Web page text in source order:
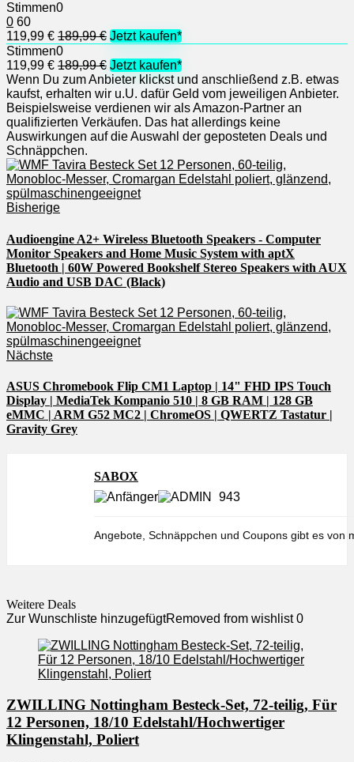
Stimmen0
0 60
119,99 € 189,99 € Jetzt kaufen*
Stimmen0
119,99 € 189,99 € Jetzt kaufen*
Wenn Du zum Anbieter klickst und anschließend z.B. etwas
kaufst, erhalten wir u.U. dafür Geld vom jeweiligen Anbieter.
Beispielsweise verdienen wir als Amazon-Partner an
qualifizierten Verkäufen. Das hat allerdings keine
Auswirkungen auf die Auswahl der geposteten Deals und
Schnäppchen.
Bisherige
Audioengine A2+ Wireless Bluetooth Speakers - Computer
Monitor Speakers and Home Music System with aptX
Bluetooth | 60W Powered Bookshelf Stereo Speakers with AUX
Audio and USB DAC (Black)
Nächste
ASUS Chromebook Flip CM1 Laptop | 14" FHD IPS Touch
Display | MediaTek Kompanio 510 | 8 GB RAM | 128 GB
eMMC | ARM G52 MC2 | ChromeOS | QWERTZ Tastatur |
Gravity Grey
SABOX
943
Angebote, Schnäppchen und Coupons gibt es von
Weitere Deals
Zur Wunschliste hinzugefügtRemoved from wishlist 0
ZWILLING Nottingham Besteck-Set, 72-teilig, Für
12 Personen, 18/10 Edelstahl/Hochwertiger
Klingenstahl, Poliert